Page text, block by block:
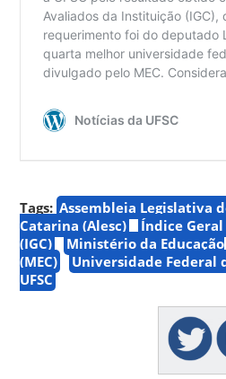
Tags: Assembleia Legislativa
Catarina (Alesc)
Índice Geral
(IGC)
Ministério da Educação
(MEC)
Universidade Federal
UFSC